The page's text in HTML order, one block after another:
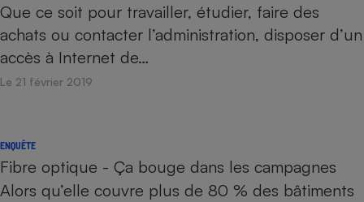
Que ce soit pour travailler, étudier, faire des
achats ou contacter l’administration, disposer d’un
accès à Internet de…
Le 21 février 2019
ENQUÊTE
Fibre optique - Ça bouge dans les campagnes
Alors qu’elle couvre plus de 80 % des bâtiments